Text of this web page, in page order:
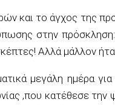
και το άγχος της
στην
Αλλά μάλλον
μεγάλη ημέρα
,που κατέθεσε